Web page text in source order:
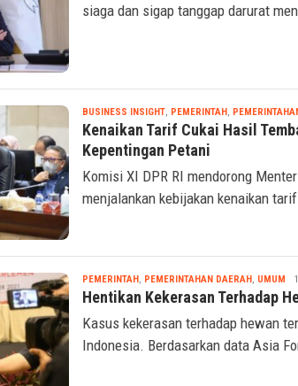
siaga dan sigap tanggap darurat
BUSINESS INSIGHT PEMERINTAH
Kenaikan Tarif Cukai Hasil
Kepentingan Petani
Komisi XI DPR RI mendorong
menjalankan kebijakan kenaikan
PEMERINTAH PEMERINTAHAN DAERAH UMUM
Hentikan Kekerasan Terhadap
Kasus kekerasan terhadap hewan
Indonesia. Berdasarkan data Asia